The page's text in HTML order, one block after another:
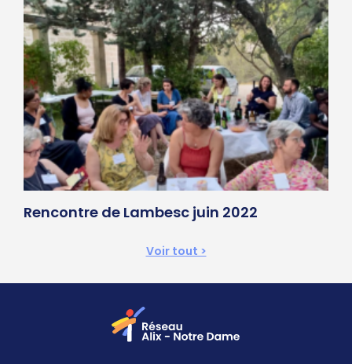
Rencontre de Lambesc juin 2022
Voir tout >